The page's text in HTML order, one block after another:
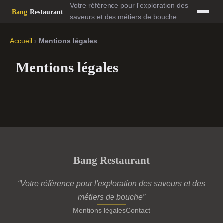
Votre référence pour l'exploration des
saveurs et des métiers de bouche
Accueil › Mentions légales
Mentions légales
Bang Restaurant
“Votre référence pour l'exploration des saveurs et des
métiers de bouche”
Mentions légalesContact